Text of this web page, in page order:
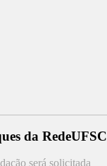
da RedeUFSC
será solicitada